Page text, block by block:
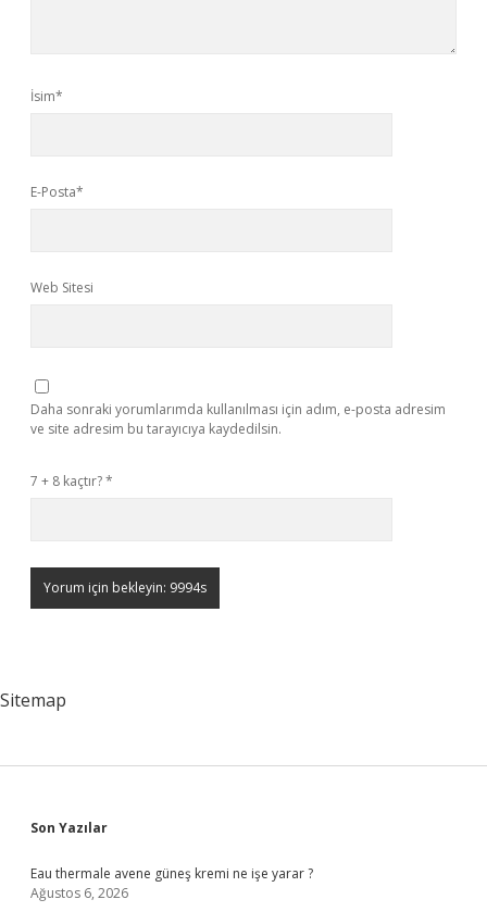
İsim*
E-Posta*
Web Sitesi
Daha sonraki yorumlarımda kullanılması için adım, e-posta adresim
ve site adresim bu tarayıcıya kaydedilsin.
7 + 8 kaçtır?*
Sitemap
Sidebar
Son Yazılar
Eau thermale avene güneş kremi ne işe yarar ?
Ağustos 6, 2026